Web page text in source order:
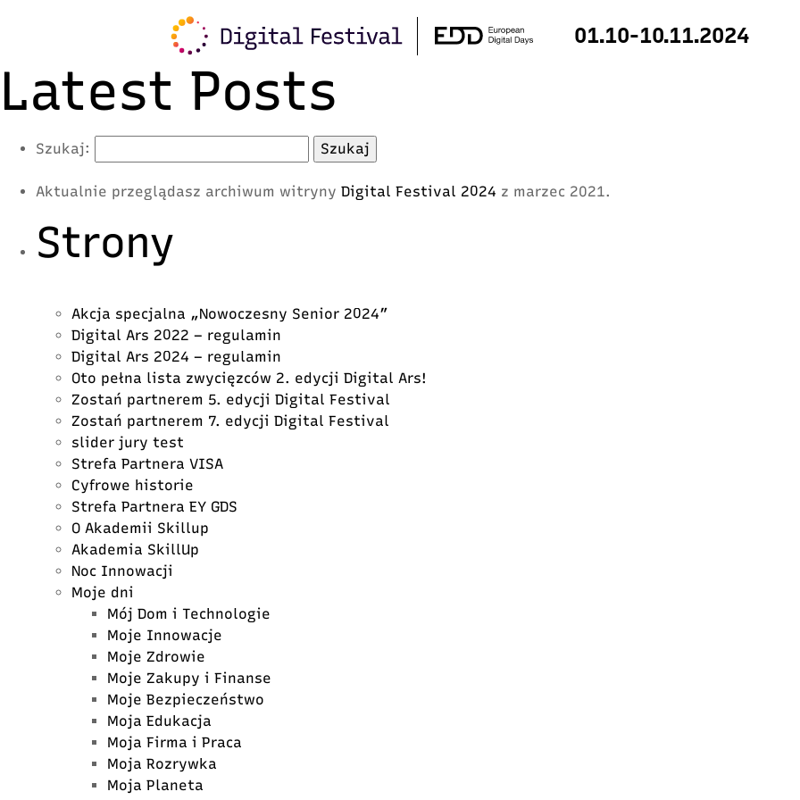
: Trying to access array offset on value of type null in/home/klient.dhosting.pl/digitalfes/
content/plugins/freshmail-integration/vendor/class.rest.php
01.10-10.11.2024
Latest Posts
Szukaj:
Aktualnie przeglądasz archiwum witryny Digital Festival 2024 z marzec 2021.
Strony
Akcja specjalna „Nowoczesny Senior 2024”
Digital Ars 2022 – regulamin
Digital Ars 2024 – regulamin
Oto pełna lista zwycięzców 2. edycji Digital Ars!
Zostań partnerem 5. edycji Digital Festival
Zostań partnerem 7. edycji Digital Festival
slider jury test
Strefa Partnera VISA
Cyfrowe historie
Strefa Partnera EY GDS
O Akademii Skillup
Akademia SkillUp
Noc Innowacji
Moje dni
Mój Dom i Technologie
Moje Innowacje
Moje Zdrowie
Moje Zakupy i Finanse
Moje Bezpieczeństwo
Moja Edukacja
Moja Firma i Praca
Moja Rozrywka
Moja Planeta